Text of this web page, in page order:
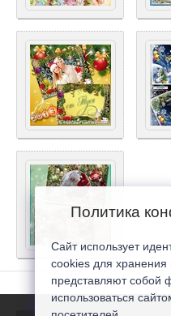
Политика
Сайт использует
cookies для
представляют собой
использоваться